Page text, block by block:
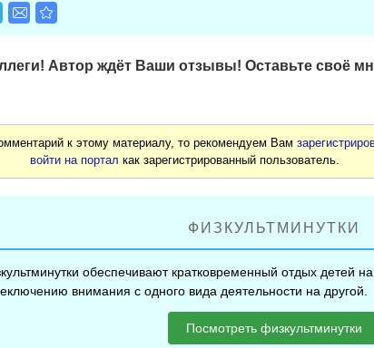
Автор ждёт Ваши отзывы! Оставьте своё
к этому материалу, то рекомендуем Вам
войти на портал как зарегистрированный пользователь.
ФИЗКУЛЬТМИНУТКИ
обеспечивают кратковременный отдых детей
внимания с одного вида деятельности на другой.
Посмотреть физкультминутки